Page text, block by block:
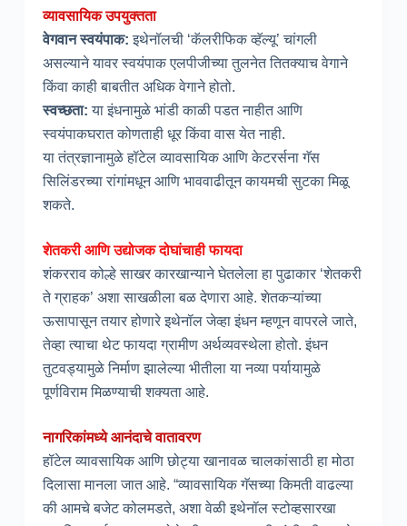
व्यावसायिक उपयुक्तता
वेगवान स्वयंपाक: इथेनॉलची ‘कॅलरीफिक व्हॅल्यू’ चांगली
असल्याने यावर स्वयंपाक एलपीजीच्या तुलनेत तितक्याच वेगाने
किंवा काही बाबतीत अधिक वेगाने होतो.
स्वच्छता:या इंधनामुळे भांडी काळी पडत नाहीत आणि
स्वयंपाकघरात कोणताही धूर किंवा वास येत नाही.
या तंत्रज्ञानामुळे हॉटेल व्यावसायिक आणि केटरर्सना गॅस
सिलिंडरच्या रांगांमधून आणि भाववाढीतून कायमची सुटका मिळू
शकते.
शेतकरी आणि उद्योजक दोघांचाही फायदा
शंकरराव कोल्हे साखर कारखान्याने घेतलेला हा पुढाकार ‘शेतकरी
ते ग्राहक’ अशा साखळीला बळ देणारा आहे. शेतकऱ्यांच्या
ऊसापासून तयार होणारे इथेनॉल जेव्हा इंधन म्हणून वापरले जाते,
तेव्हा त्याचा थेट फायदा ग्रामीण अर्थव्यवस्थेला होतो. इंधन
तुटवड्यामुळे निर्माण झालेल्या भीतीला या नव्या पर्यायामुळे
पूर्णविराम मिळण्याची शक्यता आहे.
नागरिकांमध्ये आनंदाचे वातावरण
हॉटेल व्यावसायिक आणि छोट्या खानावळ चालकांसाठी हा मोठा
दिलासा मानला जात आहे. “व्यावसायिक गॅसच्या किमती वाढल्या
की आमचे बजेट कोलमडते, अशा वेळी इथेनॉल स्टोव्हसारखा